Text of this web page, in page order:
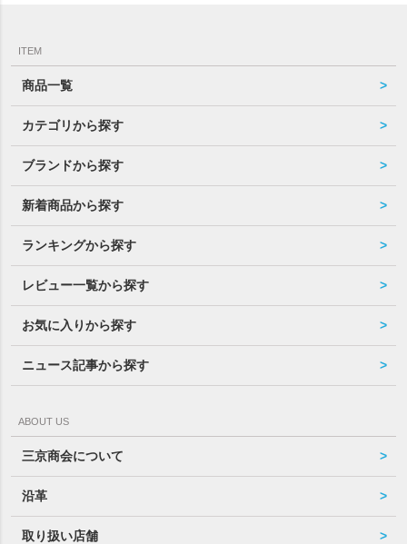
ITEM
商品一覧
カテゴリから探す
ブランドから探す
新着商品から探す
ランキングから探す
レビュー一覧から探す
お気に入りから探す
ニュース記事から探す
ABOUT US
三京商会について
沿革
取り扱い店舗